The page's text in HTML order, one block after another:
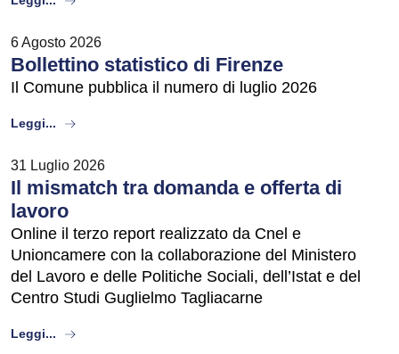
6 Agosto 2026
Bollettino statistico di Firenze
Il Comune pubblica il numero di luglio 2026
Leggi... about
31 Luglio 2026
Il mismatch tra domanda e offerta di
lavoro
Online il terzo report realizzato da Cnel e
Unioncamere con la collaborazione del Ministero
del Lavoro e delle Politiche Sociali, dell’Istat e del
Centro Studi Guglielmo Tagliacarne
Leggi... about